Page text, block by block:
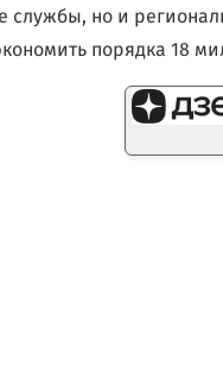
службы, но и
порядка 18